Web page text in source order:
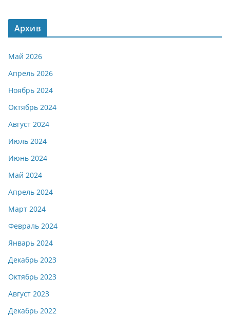
Архив
Май 2026
Апрель 2026
Ноябрь 2024
Октябрь 2024
Август 2024
Июль 2024
Июнь 2024
Май 2024
Апрель 2024
Март 2024
Февраль 2024
Январь 2024
Декабрь 2023
Октябрь 2023
Август 2023
Декабрь 2022